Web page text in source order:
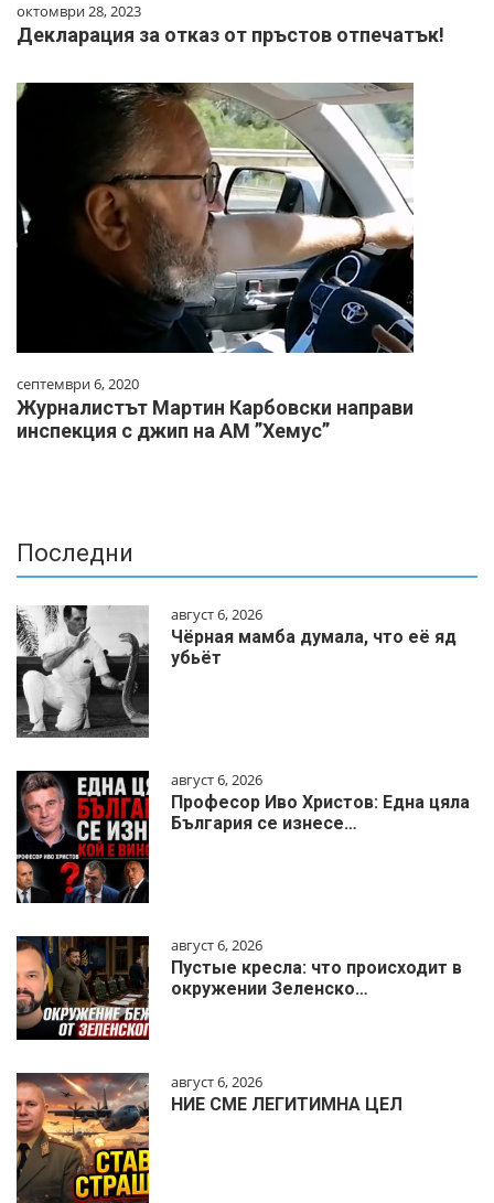
октомври 28, 2023
Декларация за отказ от пръстов отпечатък!
септември 6, 2020
Журналистът Мартин Карбовски направи
инспекция с джип на АМ ”Хемус”
Последни
август 6, 2026
Чёрная мамба думала, что её яд
убьёт
август 6, 2026
Професор Иво Христов: Една цяла
България се изнесе…
август 6, 2026
Пустые кресла: что происходит в
окружении Зеленско…
август 6, 2026
НИЕ СМЕ ЛЕГИТИМНА ЦЕЛ